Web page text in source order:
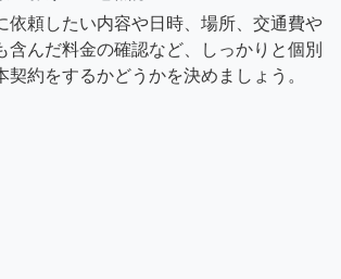
依頼したい内容や日時、場所、交通費や
含んだ料金の確認など、しっかりと個別
契約をするかどうかを決めましょう。